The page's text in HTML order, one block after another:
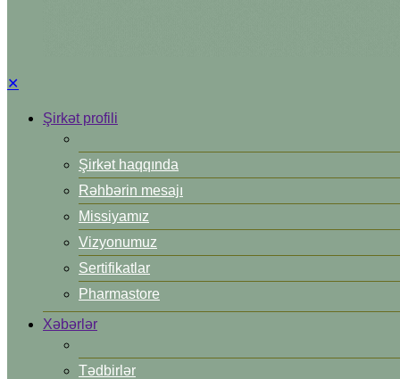
✕
Şirkət profili
Şirkət haqqında
Rəhbərin mesajı
Missiyamız
Vizyonumuz
Sertifikatlar
Pharmastore
Xəbərlər
Tədbirlər